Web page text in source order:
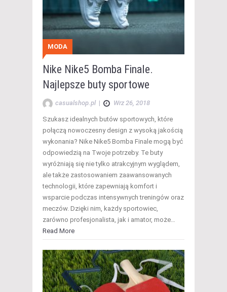
MODA
Nike Nike5 Bomba Finale.
Najlepsze buty sportowe
casualshop.pl | Wrz 26, 2018
Szukasz idealnych butów sportowych, które
połączą nowoczesny design z wysoką jakością
wykonania? Nike Nike5 Bomba Finale mogą być
odpowiedzią na Twoje potrzeby. Te buty
wyróżniają się nie tylko atrakcyjnym wyglądem,
ale także zastosowaniem zaawansowanych
technologii, które zapewniają komfort i
wsparcie podczas intensywnych treningów oraz
meczów. Dzięki nim, każdy sportowiec,
zarówno profesjonalista, jak i amator, może…
Read More